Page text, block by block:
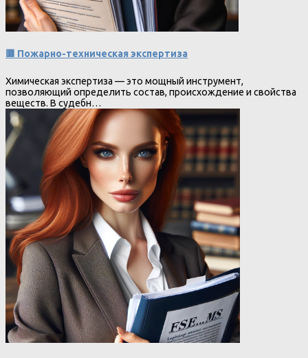
🟥 Пожарно-техническая экспертиза
Химическая экспертиза — это мощный инструмент,
позволяющий определить состав, происхождение и свойства
веществ. В судебн…